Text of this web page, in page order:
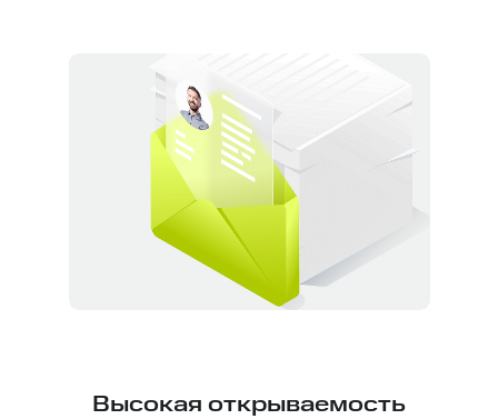
Высокая открываемость